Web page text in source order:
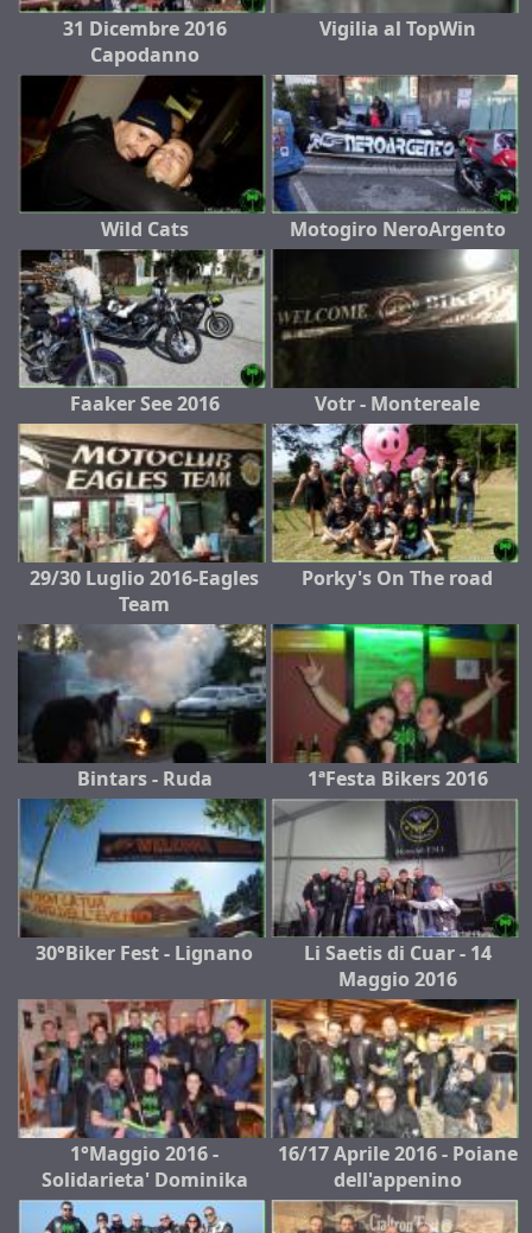
31 Dicembre 2016
Capodanno
Vigilia al TopWin
Wild Cats Motogiro NeroArgento
Faaker See 2016 Votr - Montereale
29/30 Luglio 2016-Eagles
Team
Porky's On The road
Bintars - Ruda 1ªFesta Bikers 2016
30°Biker Fest - Lignano
Li Saetis di Cuar - 14
Maggio 2016
1°Maggio 2016 -
Solidarieta' Dominika
16/17 Aprile 2016 - Poiane
dell'appenino